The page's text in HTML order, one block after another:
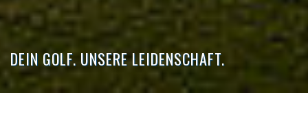
DEIN GOLF. UNSERE LEIDENSCHAFT.